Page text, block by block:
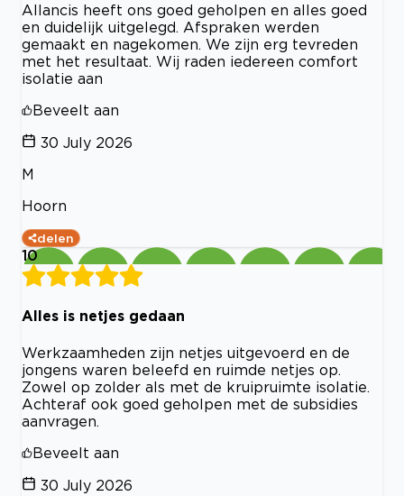
Allancis heeft ons goed geholpen en alles goed
en duidelijk uitgelegd. Afspraken werden
gemaakt en nagekomen. We zijn erg tevreden
met het resultaat. Wij raden iedereen comfort
isolatie aan
Beveelt aan
30 July 2026
M
Hoorn
delen
10
Alles is netjes gedaan
Werkzaamheden zijn netjes uitgevoerd en de
jongens waren beleefd en ruimde netjes op.
Zowel op zolder als met de kruipruimte isolatie.
Achteraf ook goed geholpen met de subsidies
aanvragen.
Beveelt aan
30 July 2026